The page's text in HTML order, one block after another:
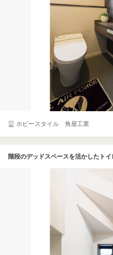
ホビースタイル 角屋工業